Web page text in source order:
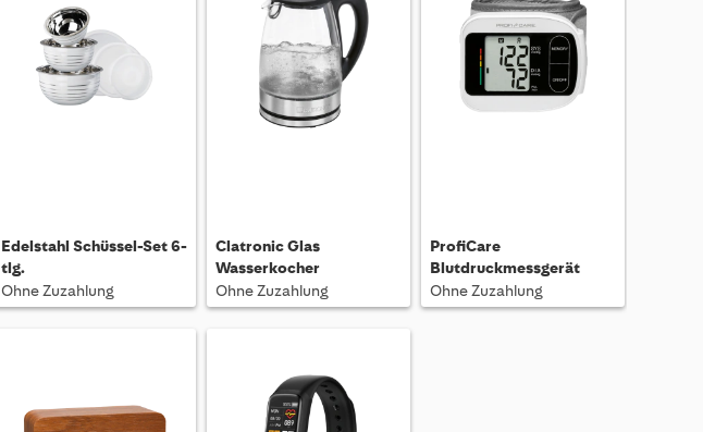
Edelstahl Schüssel-Set 6-
tlg.
Ohne Zuzahlung
Clatronic Glas
Wasserkocher
Ohne Zuzahlung
ProfiCare
Blutdruckmessgerät
Ohne Zuzahlung